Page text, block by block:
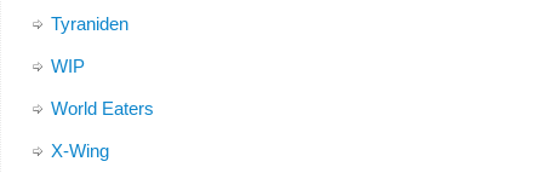
Tyraniden
WIP
World Eaters
X-Wing